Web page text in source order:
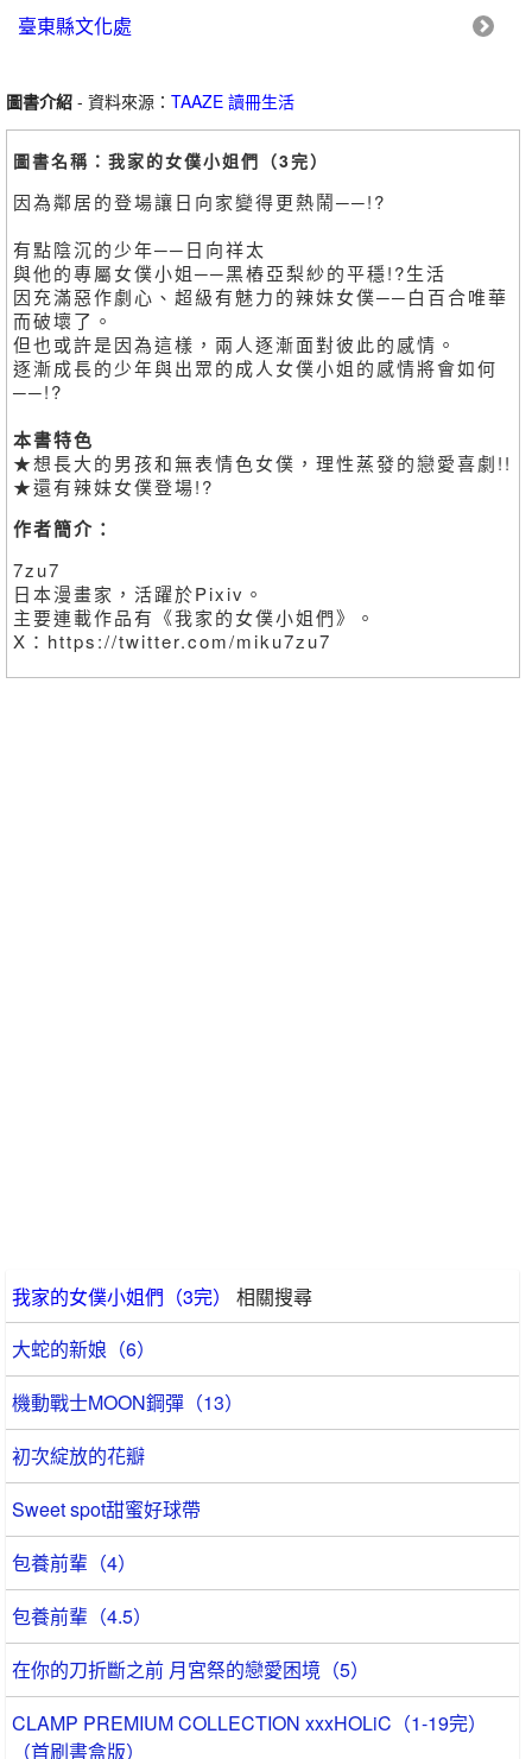
臺東縣文化處
圖書介紹 - 資料來源： TAAZE 讀冊生活
圖書名稱：我家的女僕小姐們（3完）
因為鄰居的登場讓日向家變得更熱鬧──!?
有點陰沉的少年──日向祥太
與他的專屬女僕小姐──黑樁亞梨紗的平穩!?生活
因充滿惡作劇心、超級有魅力的辣妹女僕──白百合唯華
而破壞了。
但也或許是因為這樣，兩人逐漸面對彼此的感情。
逐漸成長的少年與出眾的成人女僕小姐的感情將會如何
──!?
本書特色
★想長大的男孩和無表情色女僕，理性蒸發的戀愛喜劇!!
★還有辣妹女僕登場!?
作者簡介：
7zu7
日本漫畫家，活躍於Pixiv。
主要連載作品有《我家的女僕小姐們》。
X：https://twitter.com/miku7zu7
我家的女僕小姐們（3完）
相關搜尋
大蛇的新娘（6）
機動戰士MOON鋼彈（13）
初次綻放的花瓣
Sweet spot甜蜜好球帶
包養前輩（4）
包養前輩（4.5）
在你的刀折斷之前 月宮祭的戀愛困境（5）
CLAMP PREMIUM COLLECTION xxxHOLiC（1-19完）
（首刷書盒版）